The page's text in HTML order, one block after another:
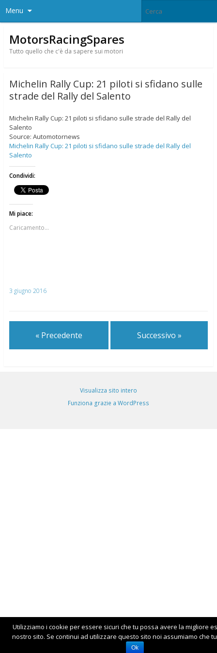
Menu
MotorsRacingSpares
Tutto quello che c'è da sapere sui motori
Michelin Rally Cup: 21 piloti si sfidano sulle
strade del Rally del Salento
Michelin Rally Cup: 21 piloti si sfidano sulle strade del Rally del
Salento
Source: Automotornews
Michelin Rally Cup: 21 piloti si sfidano sulle strade del Rally del
Salento
Condividi:
Mi piace:
Caricamento...
3 giugno 2016
« Precedente Successivo »
Visualizza sito intero
Funziona grazie a WordPress
Utilizziamo i cookie per essere sicuri che tu possa avere la migliore
nostro sito. Se continui ad utilizzare questo sito noi assumiamo che
Ok